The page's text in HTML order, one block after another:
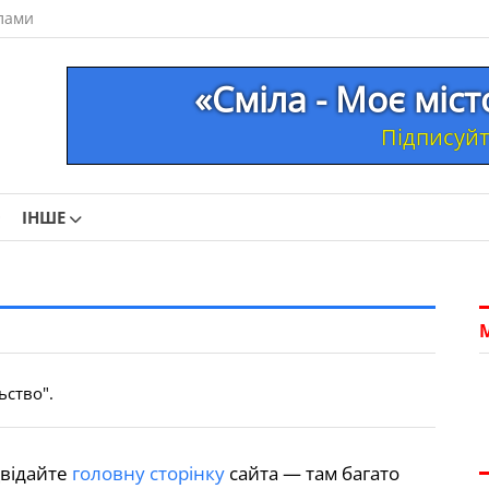
«Сміла - Моє
ІНШЕ
головну сторінку сайта — там багато